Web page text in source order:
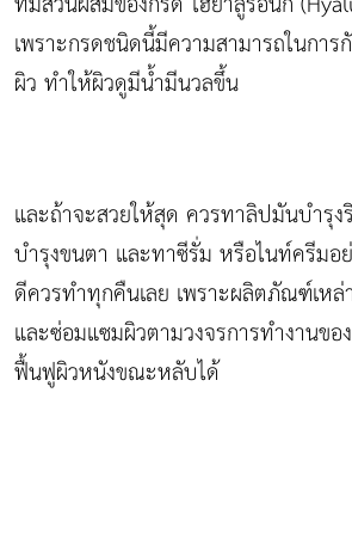
เพราะกรดชนิดนี้มีความสามารถในการ
ผิว ทำให้ผิวดูมีน้ำมีนวลขึ้น
และถ้าจะสวยให้สุด ควรทาลิปมันบำรุ
บำรุงขนตา และทาซีรั่ม หรือไนท์ครีมอ
ดีควรทำทุกคืนเลย เพราะผลิตภัณฑ์เห
และซ่อมแซมผิวตามวงจรการทำงานขอ
ฟื้นฟูผิวหนังขณะหลับได้